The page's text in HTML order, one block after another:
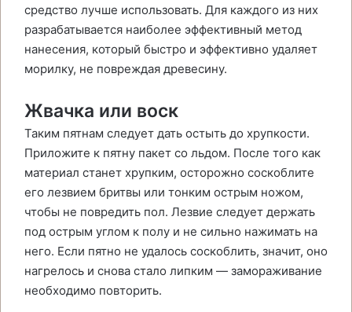
средство лучше использовать. Для каждого из них
разрабатывается наиболее эффективный метод
нанесения, который быстро и эффективно удаляет
морилку, не повреждая древесину.
Жвачка или воск
Таким пятнам следует дать остыть до хрупкости.
Приложите к пятну пакет со льдом. После того как
материал станет хрупким, осторожно соскоблите
его лезвием бритвы или тонким острым ножом,
чтобы не повредить пол. Лезвие следует держать
под острым углом к полу и не сильно нажимать на
него. Если пятно не удалось соскоблить, значит, оно
нагрелось и снова стало липким — замораживание
необходимо повторить.